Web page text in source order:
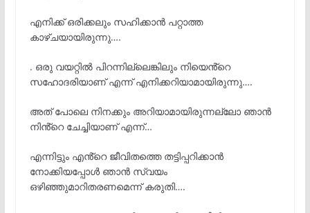
എനിക്ക് ഒരിക്കലും സഹിക്കാൻ പറ്റാത്ത
കാഴ്ചയായിരുന്നു….
. ഒരു വയറ്റിൽ പിറന്നില്ലെങ്കിലും നിയെൻ്റെ
സഹോദരിയാണ് എന്ന് എനിക്കറിയാമായിരുന്നു….
അത് പോലെ നിനക്കും അറിയാമായിരുന്നല്ലോ ഞാൻ
നിൻ്റെ ചേച്ചിയാണ് എന്ന്…
എന്നിട്ടും എൻ്റെ ജീവിതത്തെ തട്ടിപ്പറിക്കാൻ
നോക്കിയപ്പോൾ ഞാൻ സ്വയം
ഒഴിഞ്ഞുമാറിതരണമെന്ന് കരുതി….